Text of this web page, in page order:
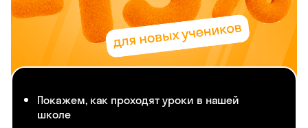
Покажем, как проходят уроки в нашей
школе